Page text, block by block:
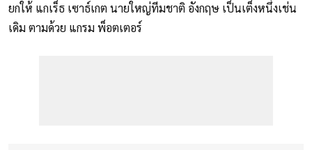
ยกให้ แกเร็ธ เซาธ์เกต นายใหญ่ทีมชาติ อังกฤษ เป็นเต็งหนึ่งเช่น
เดิม ตามด้วย แกรม พ็อตเตอร์